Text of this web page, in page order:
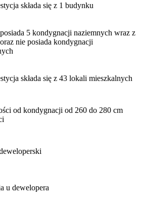
składa się z 1 budynku
5 kondygnacji naziemnych wraz z
nie posiada kondygnacji
składa się z 43 lokali mieszkalnych
od kondygnacji od 260 do 280 cm
u dewelopera